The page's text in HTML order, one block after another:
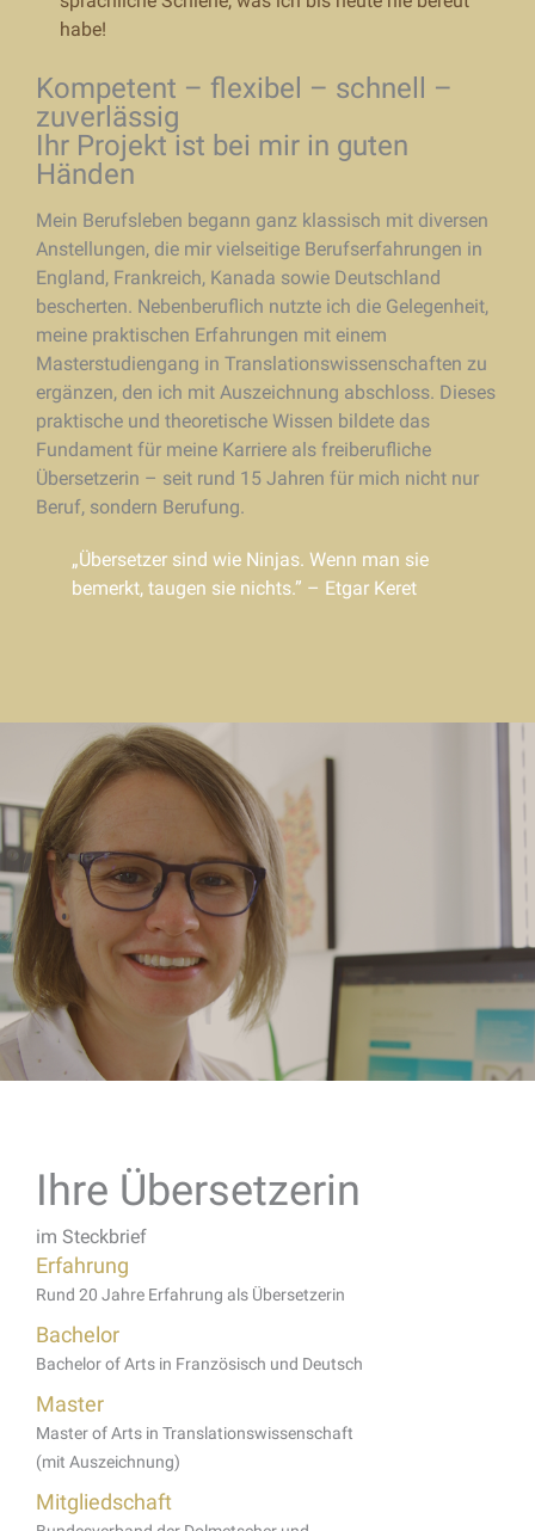
habe!
Kompetent – flexibel – schnell –
zuverlässig
Ihr Projekt ist bei mir in guten
Händen
Mein Berufsleben begann ganz klassisch mit diversen
Anstellungen, die mir vielseitige Berufserfahrungen in
England, Frankreich, Kanada sowie Deutschland
bescherten. Nebenberuflich nutzte ich die Gelegenheit,
meine praktischen Erfahrungen mit einem
Masterstudiengang in Translationswissenschaften zu
ergänzen, den ich mit Auszeichnung abschloss. Dieses
praktische und theoretische Wissen bildete das
Fundament für meine Karriere als freiberufliche
Übersetzerin – seit rund 15 Jahren für mich nicht nur
Beruf, sondern Berufung.
„Übersetzer sind wie Ninjas. Wenn man sie
bemerkt, taugen sie nichts.” – Etgar Keret
Ihre Übersetzerin
im Steckbrief
Erfahrung
Rund 20 Jahre Erfahrung als Übersetzerin
Bachelor
Bachelor of Arts in Französisch und Deutsch
Master
Master of Arts in Translationswissenschaft
(mit Auszeichnung)
Mitgliedschaft